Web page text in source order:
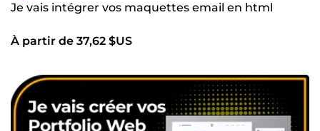
Je vais intégrer vos maquettes email en html
À partir de 37,62 $US